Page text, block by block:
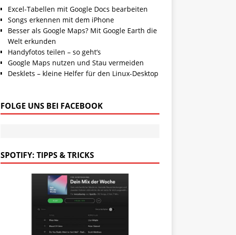
Excel-Tabellen mit Google Docs bearbeiten
Songs erkennen mit dem iPhone
Besser als Google Maps? Mit Google Earth die
Welt erkunden
Handyfotos teilen – so geht’s
Google Maps nutzen und Stau vermeiden
Desklets – kleine Helfer für den Linux-Desktop
FOLGE UNS BEI FACEBOOK
SPOTIFY: TIPPS & TRICKS